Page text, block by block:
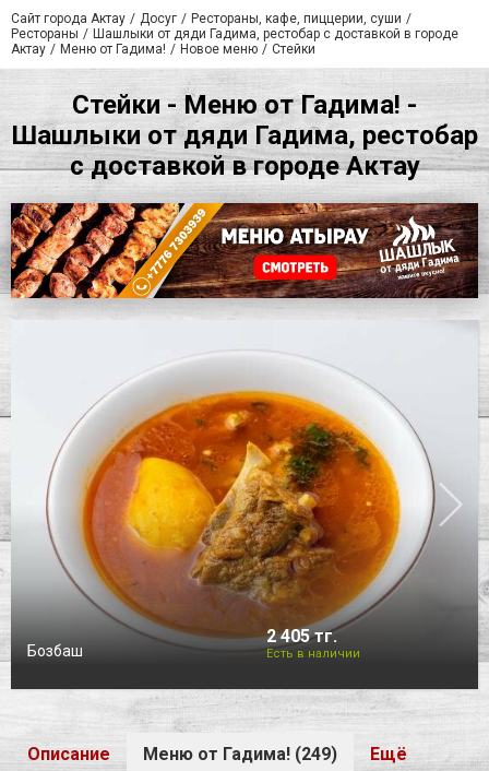
Сайт города Актау Досуг
Рестораны, кафе, пиццерии, суши
Рестораны
Шашлыки от дяди Гадима, рестобар с доставкой в городе
Актау
Меню от Гадима! Новое меню Стейки
Стейки - Меню от Гадима! -
Шашлыки от дяди Гадима, рестобар
с доставкой в городе Актау
Бозбаш
2 405 тг.
Есть в наличии
Описание Меню от Гадима! (249) Ещё